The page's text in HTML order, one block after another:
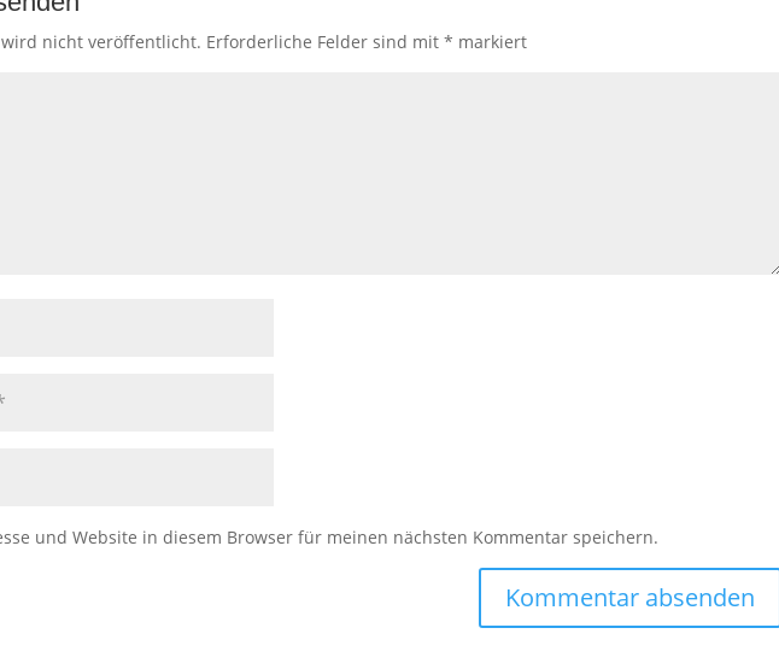
nicht veröffentlicht. Erforderliche Felder sind mit * markiert
und Website in diesem Browser für meinen nächsten Kommentar speichern.